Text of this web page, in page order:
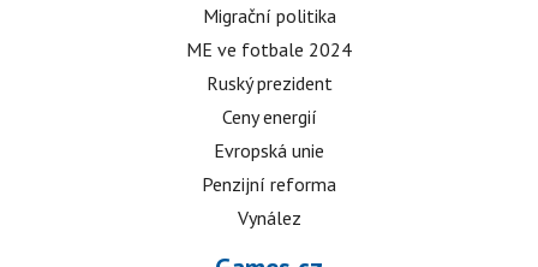
Migrační politika
ME ve fotbale 2024
Ruský prezident
Ceny energií
Evropská unie
Penzijní reforma
Vynález